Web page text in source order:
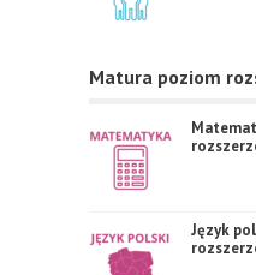
Matura poziom
Język